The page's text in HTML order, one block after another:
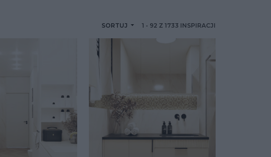
SORTUJ 1 - 92 Z 1733 INSPIRACJI